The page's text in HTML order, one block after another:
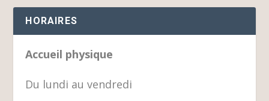
HORAIRES
Accueil physique
Du lundi au vendredi